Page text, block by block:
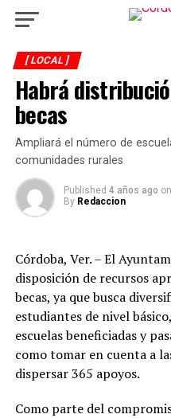
[ LOCAL ]
Habrá
becas
Ampliará el número de
comunidades rurales
Published 4 años ago on
By Redaccion
Córdoba, Ver. – El
disposición de recursos
becas, ya que busca
estudiantes de nivel
escuelas beneficiadas y
como tomar en cuenta a
dispersar 365 apoyos.
Como parte del